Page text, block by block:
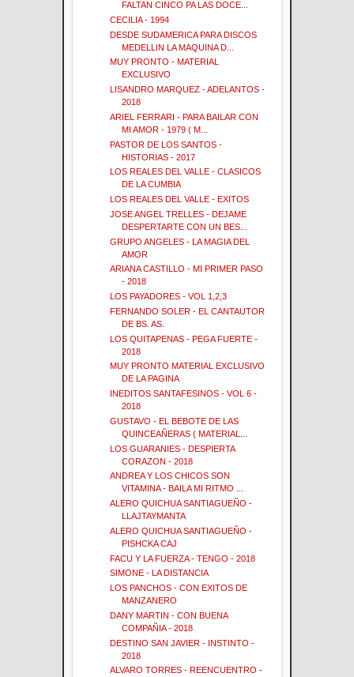
FALTAN CINCO PA LAS DOCE...
CECILIA - 1994
DESDE SUDAMERICA PARA DISCOS
MEDELLIN LA MAQUINA D...
MUY PRONTO - MATERIAL
EXCLUSIVO
LISANDRO MARQUEZ - ADELANTOS -
2018
ARIEL FERRARI - PARA BAILAR CON
MI AMOR - 1979 ( M...
PASTOR DE LOS SANTOS -
HISTORIAS - 2017
LOS REALES DEL VALLE - CLASICOS
DE LA CUMBIA
LOS REALES DEL VALLE - EXITOS
JOSE ANGEL TRELLES - DEJAME
DESPERTARTE CON UN BES...
GRUPO ANGELES - LA MAGIA DEL
AMOR
ARIANA CASTILLO - MI PRIMER PASO
- 2018
LOS PAYADORES - VOL 1,2,3
FERNANDO SOLER - EL CANTAUTOR
DE BS. AS.
LOS QUITAPENAS - PEGA FUERTE -
2018
MUY PRONTO MATERIAL EXCLUSIVO
DE LA PAGINA
INEDITOS SANTAFESINOS - VOL 6 -
2018
GUSTAVO - EL BEBOTE DE LAS
QUINCEAÑERAS ( MATERIAL...
LOS GUARANIES - DESPIERTA
CORAZON - 2018
ANDREA Y LOS CHICOS SON
VITAMINA - BAILA MI RITMO ...
ALERO QUICHUA SANTIAGUEÑO -
LLAJTAYMANTA
ALERO QUICHUA SANTIAGUEÑO -
PISHCKA CAJ
FACU Y LA FUERZA - TENGO - 2018
SIMONE - LA DISTANCIA
LOS PANCHOS - CON EXITOS DE
MANZANERO
DANY MARTIN - CON BUENA
COMPAÑIA - 2018
DESTINO SAN JAVIER - INSTINTO -
2018
ALVARO TORRES - REENCUENTRO -